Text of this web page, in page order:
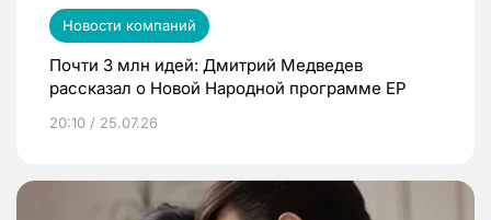
Новости компаний
Почти 3 млн идей: Дмитрий Медведев
рассказал о Новой Народной программе ЕР
20:10 / 25.07.26